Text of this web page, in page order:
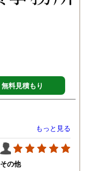
無料見積もり
もっと見る
その他